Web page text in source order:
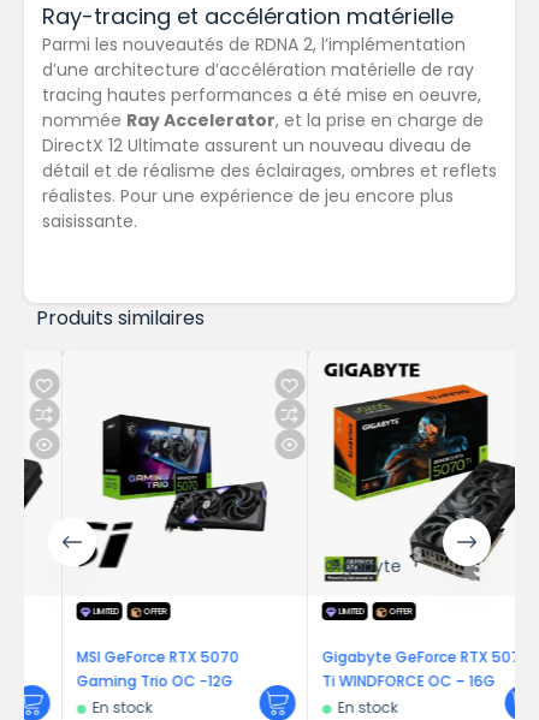
Ray-tracing et accélération matérielle
Parmi les nouveautés de RDNA 2, l’implémentation
d’une architecture d’accélération matérielle de ray
tracing hautes performances a été mise en oeuvre,
nommée Ray Accelerator, et la prise en charge de
DirectX 12 Ultimate assurent un nouveau diveau de
détail et de réalisme des éclairages, ombres et reflets
réalistes. Pour une expérience de jeu encore plus
saisissante.
Produits similaires
LIMITED OFFER
MSI GeForce RTX 5070
Gaming Trio OC -12G
En stock
Gigabyte
LIMITED OFFER
Gigabyte GeForce RTX 5070
Ti WINDFORCE OC – 16G
En stock